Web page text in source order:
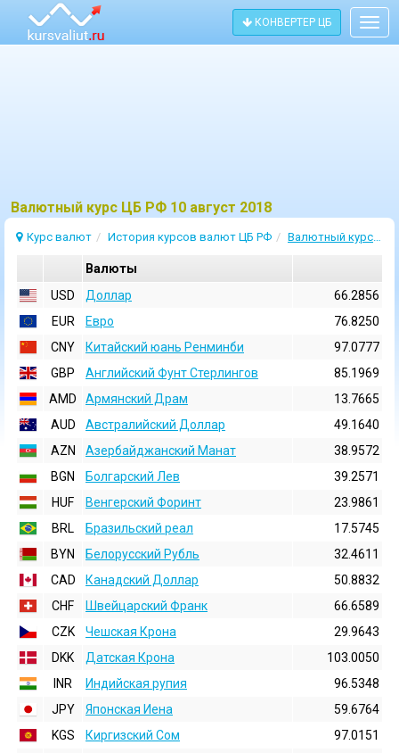
КОНВЕРТЕР ЦБ
Bалютный курс ЦБ РФ 10 август 2018
Курс валют История курсов валют ЦБ РФ Валютный курс 10 Август 2018
Валюты
USD
Доллар
66.2856
EUR
Евро
76.8250
CNY
Китайский юань Ренминби
97.0777
GBP
Английский Фунт Стерлингов
85.1969
AMD
Армянский Драм
13.7665
AUD
Австралийский Доллар
49.1640
AZN
Азербайджанский Манат
38.9572
BGN
Болгарский Лев
39.2571
HUF
Венгерский Форинт
23.9861
BRL
Бразильский реал
17.5745
BYN
Белорусский Рубль
32.4611
CAD
Канадский Доллар
50.8832
CHF
Швейцарский Франк
66.6589
CZK
Чешская Крона
29.9643
DKK
Датская Крона
103.0050
INR
Индийская pупия
96.5348
JPY
Японская Иена
59.6764
KGS
Киргизский Сом
97.0151